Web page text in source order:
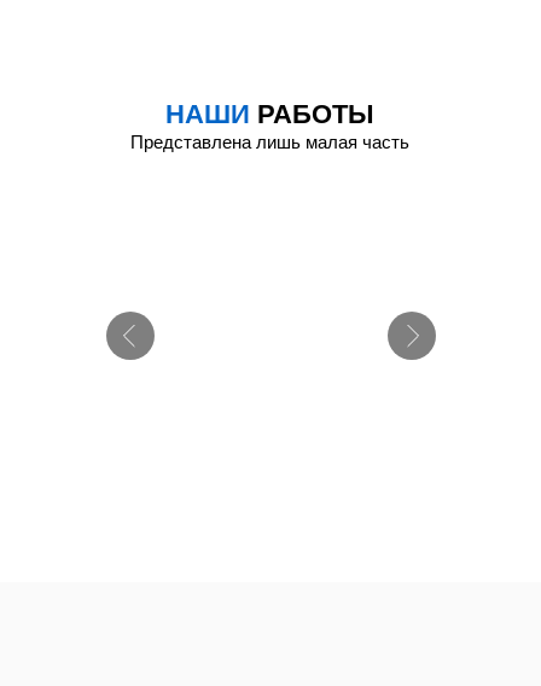
НАШИ РАБОТЫ
Представлена лишь малая часть